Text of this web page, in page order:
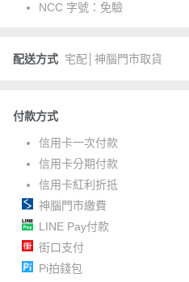
NCC 字號： 免驗
配送方式 宅配│神腦門市取貨
付款方式
信用卡一次付款
信用卡分期付款
信用卡紅利折抵
神腦門市繳費
LINE Pay付款
街口支付
Pi拍錢包